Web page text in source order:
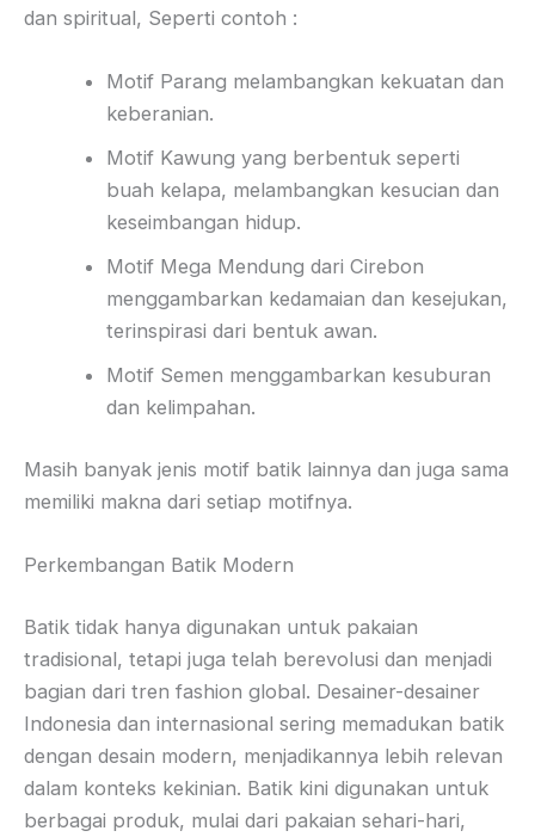
dan spiritual, Seperti contoh :
Motif Parang melambangkan kekuatan dan
keberanian.
Motif Kawung yang berbentuk seperti
buah kelapa, melambangkan kesucian dan
keseimbangan hidup.
Motif Mega Mendung dari Cirebon
menggambarkan kedamaian dan kesejukan,
terinspirasi dari bentuk awan.
Motif Semen menggambarkan kesuburan
dan kelimpahan.
Masih banyak jenis motif batik lainnya dan juga sama
memiliki makna dari setiap motifnya.
Perkembangan Batik Modern
Batik tidak hanya digunakan untuk pakaian
tradisional, tetapi juga telah berevolusi dan menjadi
bagian dari tren fashion global. Desainer-desainer
Indonesia dan internasional sering memadukan batik
dengan desain modern, menjadikannya lebih relevan
dalam konteks kekinian. Batik kini digunakan untuk
berbagai produk, mulai dari pakaian sehari-hari,